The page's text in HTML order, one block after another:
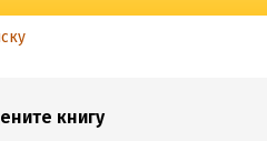
книгу